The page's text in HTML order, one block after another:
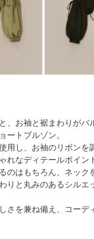
、お袖と裾まわりがバ
ートブルゾン。
用し、お袖のリボンを
れなディテールポイン
のはもちろん、ネック
りと丸みのあるシルエ
さを兼ね備え、コーデ